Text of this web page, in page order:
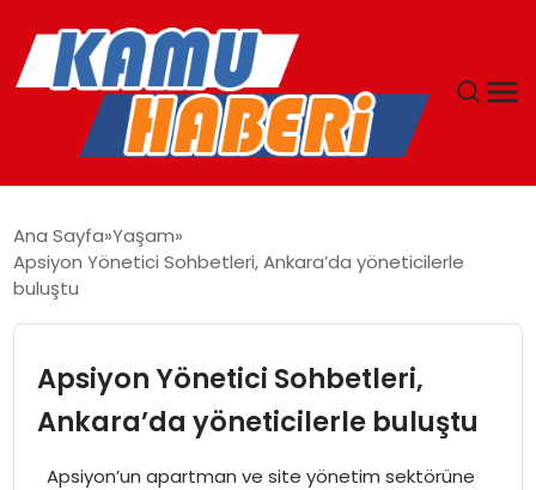
YAŞAM
MAGAZIN
EKONOMI
Ana Sayfa Yaşam
Apsiyon Yönetici Sohbetleri, Ankara’da yöneticilerle
buluştu
Apsiyon Yönetici Sohbetleri,
Ankara’da yöneticilerle buluştu
Apsiyon’un apartman ve site yönetim sektörüne